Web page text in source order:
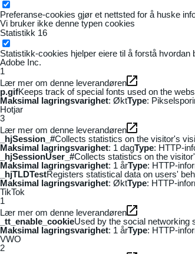
Preferanse-cookies gjør et nettsted for å huske
Vi bruker ikke denne typen cookies
Statistikk 16
Statistikk-cookies hjelper eiere til å forstå
Adobe Inc.
1
Lær mer om denne leverandøren
p.gifKeeps track of special fonts used on the
Maksimal lagringsvarighet: ØktType:
Hotjar
3
Lær mer om denne leverandøren
_hjSession_#Collects statistics on the visitor's
Maksimal lagringsvarighet: 1 dagType: HTTP-
_hjSessionUser_#Collects statistics on the
Maksimal lagringsvarighet: 1 årType: HTTP-
_hjTLDTestRegisters statistical data on users'
Maksimal lagringsvarighet: ØktType: HTTP-
TikTok
1
Lær mer om denne leverandøren
_tt_enable_cookieUsed by the social networking
Maksimal lagringsvarighet: 1 årType: HTTP-
VWO
2